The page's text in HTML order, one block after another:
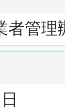
者管理